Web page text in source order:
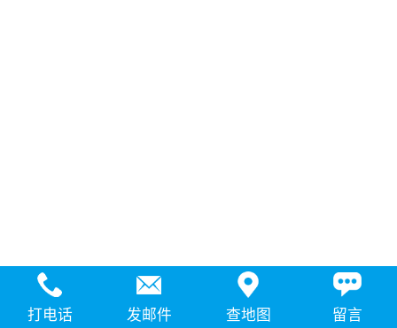
打电话 发邮件 查地图 留言